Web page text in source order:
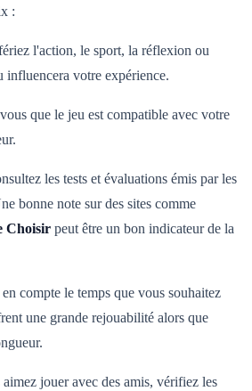
:
l'action, le sport, la réflexion ou
influencera votre expérience.
que le jeu est compatible avec votre
les tests et évaluations émis par les
bonne note sur des sites comme
Choisir peut être un bon indicateur de la
en compte le temps que vous souhaitez
une grande rejouabilité alors que
jouer avec des amis, vérifiez les